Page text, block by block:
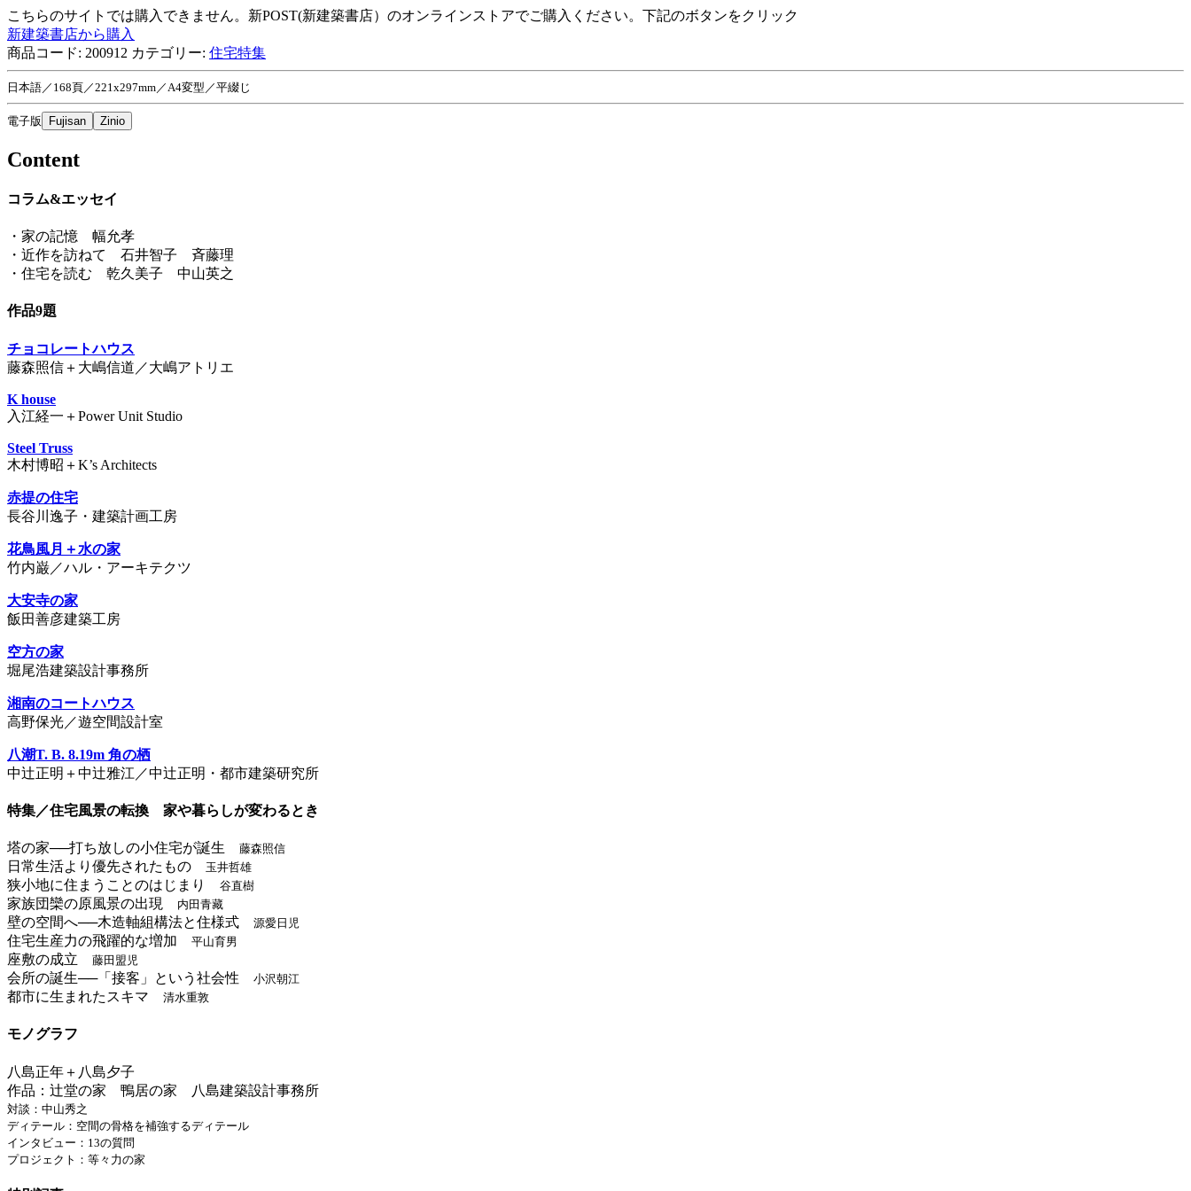
こちらのサイトでは購入できません。新POST(新建築書店）のオンラインストアでご購入ください。下記のボタンをクリック
新建築書店から購入
商品コード: 200912 カテゴリー: 住宅特集
日本語／168頁／221x297mm／A4変型／平綴じ
電子版 Fujisan Zinio
Content
コラム&エッセイ
・家の記憶 幅允孝
・近作を訪ねて 石井智子 斉藤理
・住宅を読む 乾久美子 中山英之
作品9題
チョコレートハウス
藤森照信＋大嶋信道／大嶋アトリエ
K house
入江経一＋Power Unit Studio
Steel Truss
木村博昭＋K’s Architects
赤提の住宅
長谷川逸子・建築計画工房
花鳥風月＋水の家
竹内巌／ハル・アーキテクツ
大安寺の家
飯田善彦建築工房
空方の家
堀尾浩建築設計事務所
湘南のコートハウス
高野保光／遊空間設計室
八潮T. B. 8.19m 角の栖
中辻正明＋中辻雅江／中辻正明・都市建築研究所
特集／住宅風景の転換 家や暮らしが変わるとき
塔の家──打ち放しの小住宅が誕生 藤森照信
日常生活より優先されたもの 玉井哲雄
狭小地に住まうことのはじまり 谷直樹
家族団欒の原風景の出現 内田青藏
壁の空間へ──木造軸組構法と住様式 源愛日児
住宅生産力の飛躍的な増加 平山育男
座敷の成立 藤田盟児
会所の誕生──「接客」という社会性 小沢朝江
都市に生まれたスキマ 清水重敦
モノグラフ
八島正年＋八島夕子
作品：辻堂の家 鴨居の家 八島建築設計事務所
対談：中山秀之
ディテール：空間の骨格を補強するディテール
インタビュー：13の質問
プロジェクト：等々力の家